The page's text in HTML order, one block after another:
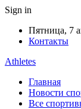
Sign in
Пятница, 7
Контакты
Athletes
Главная
Новости
Все